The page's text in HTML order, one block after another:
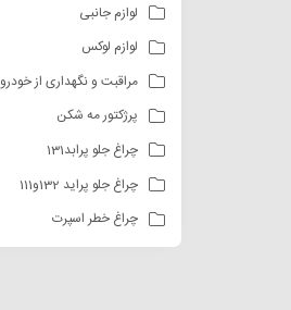
لوازم جانبی
لوازم لوکس
مراقبت و نگهداری از خودرو
پرژکتور مه شکن
چراغ جلو پرابد131
چراغ جلو پراید 132و111
چراغ خطر اسپرت